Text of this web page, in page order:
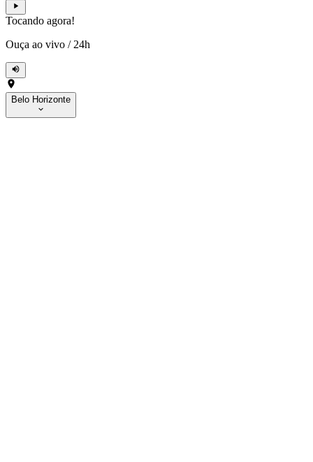
Tocando agora!
Ouça ao vivo / 24h
Belo Horizonte